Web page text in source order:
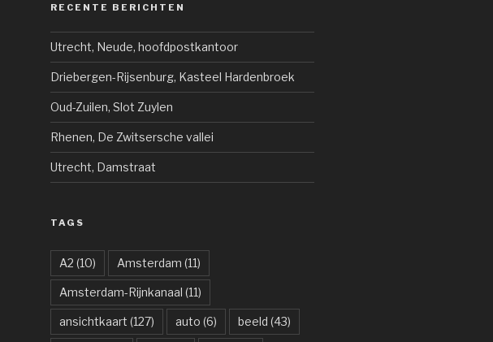
RECENTE BERICHTEN
Utrecht, Neude, hoofdpostkantoor
Driebergen-Rijsenburg, Kasteel Hardenbroek
Oud-Zuilen, Slot Zuylen
Rhenen, De Zwitsersche vallei
Utrecht, Damstraat
TAGS
A2 (10) Amsterdam (11)
Amsterdam-Rijnkanaal (11)
ansichtkaart (127) auto (6) beeld (43)